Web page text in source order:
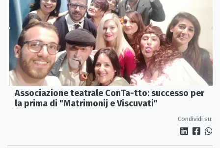
Associazione teatrale ConTa-tto: successo per
la prima di "Matrimonij e Viscuvati"
Condividi su: